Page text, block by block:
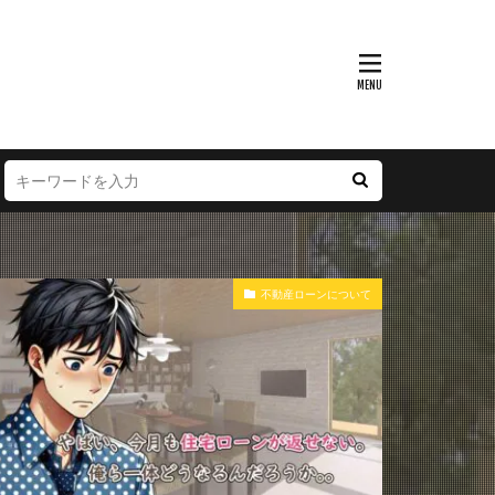
不動産ローンについて